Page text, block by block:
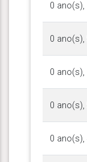
0 ano(s),
0 ano(s),
0 ano(s),
0 ano(s),
0 ano(s),